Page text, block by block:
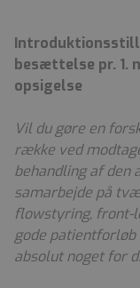
besættelse pr. 1.
opsigelse
Vil du gøre en
række ved
behandling af den
samarbejde på
flowstyring, front-
gode patientforløb
absolut noget for